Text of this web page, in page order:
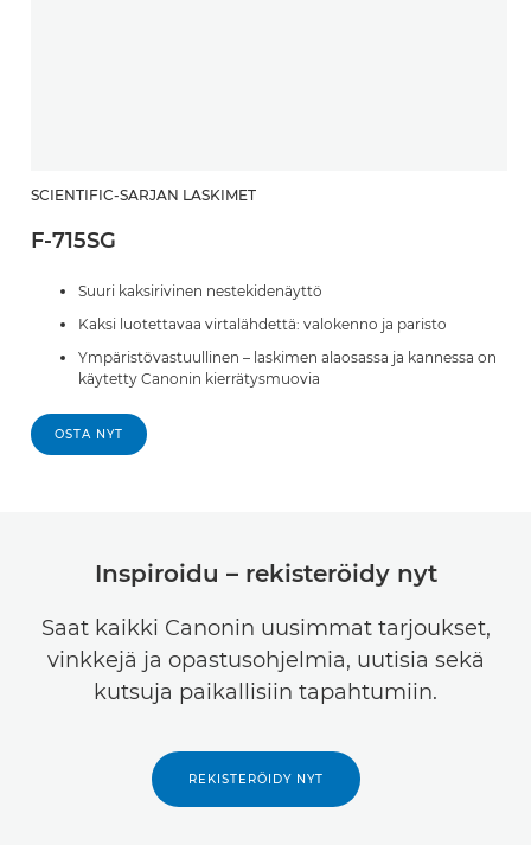
SCIENTIFIC-SARJAN LASKIMET
F-715SG
Suuri kaksirivinen nestekidenäyttö
Kaksi luotettavaa virtalähdettä: valokenno ja paristo
Ympäristövastuullinen – laskimen alaosassa ja kannessa on
käytetty Canonin kierrätysmuovia
OSTA NYT
Inspiroidu – rekisteröidy nyt
Saat kaikki Canonin uusimmat tarjoukset,
vinkkejä ja opastusohjelmia, uutisia sekä
kutsuja paikallisiin tapahtumiin.
REKISTERÖIDY NYT